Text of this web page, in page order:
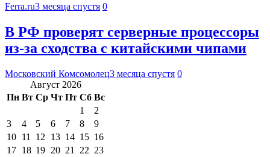
Ferra.ru3 месяца спустя 0
В РФ проверят серверные процессоры
из-за сходства с китайскими чипами
Московский Комсомолец3 месяца спустя 0
Август 2026
Пн Вт Ср Чт Пт Сб Вс
1
2
3
4 5 6 7 8
9
10 11 12 13 14 15 16
17 18 19 20 21 22 23